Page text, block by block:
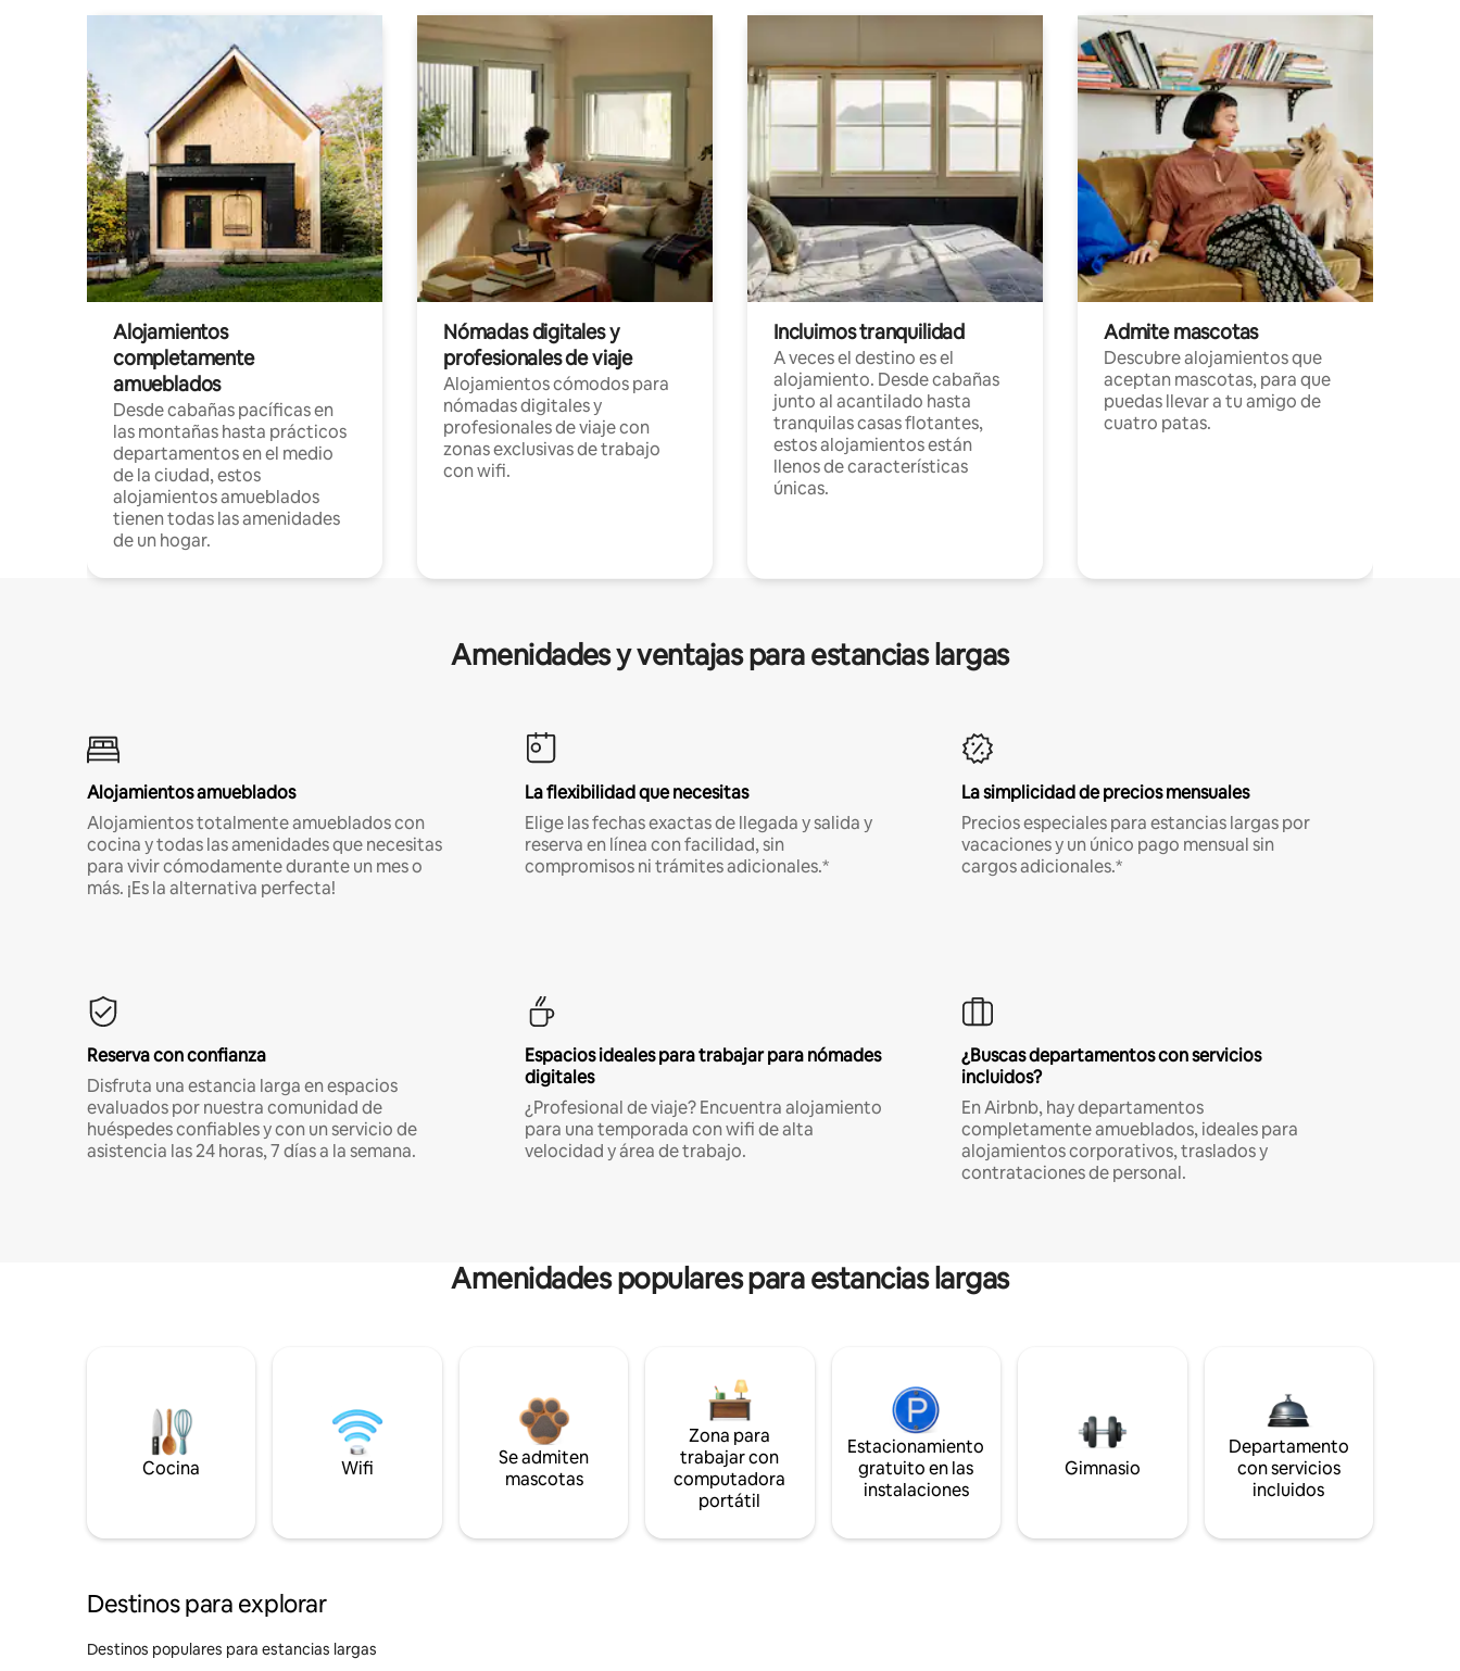
Alojamientos
completamente
amueblados
Desde cabañas pacíficas en
las montañas hasta prácticos
departamentos en el medio
de la ciudad, estos
alojamientos amueblados
tienen todas las amenidades
de un hogar.
Nómadas digitales y
profesionales de viaje
Alojamientos cómodos para
nómadas digitales y
profesionales de viaje con
zonas exclusivas de trabajo
con wifi.
Incluimos tranquilidad
A veces el destino es el
alojamiento. Desde cabañas
junto al acantilado hasta
tranquilas casas flotantes,
estos alojamientos están
llenos de características
únicas.
Admite mascotas
Descubre alojamientos que
aceptan mascotas, para que
puedas llevar a tu amigo de
cuatro patas.
Amenidades y ventajas para estancias largas
Alojamientos amueblados
Alojamientos totalmente amueblados con
cocina y todas las amenidades que necesitas
para vivir cómodamente durante un mes o
más. ¡Es la alternativa perfecta!
La flexibilidad que necesitas
Elige las fechas exactas de llegada y salida y
reserva en línea con facilidad, sin
compromisos ni trámites adicionales.*
La simplicidad de precios mensuales
Precios especiales para estancias largas por
vacaciones y un único pago mensual sin
cargos adicionales.*
Reserva con confianza
Disfruta una estancia larga en espacios
evaluados por nuestra comunidad de
huéspedes confiables y con un servicio de
asistencia las 24 horas, 7 días a la semana.
Espacios ideales para trabajar para nómades
digitales
¿Profesional de viaje? Encuentra alojamiento
para una temporada con wifi de alta
velocidad y área de trabajo.
¿Buscas departamentos con servicios
incluidos?
En Airbnb, hay departamentos
completamente amueblados, ideales para
alojamientos corporativos, traslados y
contrataciones de personal.
Amenidades populares para estancias largas
Cocina Wifi
Se admiten
mascotas
Zona para
trabajar con
computadora
portátil
Estacionamiento
gratuito en las
instalaciones
Gimnasio
Departamento
con servicios
incluidos
Destinos para explorar
Destinos populares para estancias largas